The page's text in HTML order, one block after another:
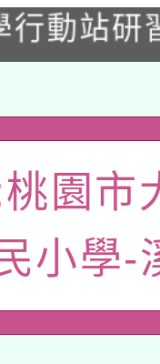
告(無人
行動站研
度閱讀
業研習
智慧
教學軟體
會函釋公
辦理「
(星期六
園市
小學-